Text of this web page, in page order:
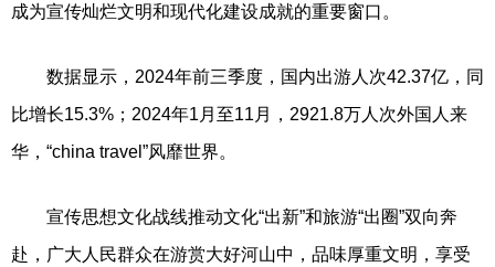
成为宣传灿烂文明和现代化建设成就的重要窗口。
数据显示，2024年前三季度，国内出游人次42.37亿，同
比增长15.3%；2024年1月至11月，2921.8万人次外国人来
华，“china travel”风靡世界。
宣传思想文化战线推动文化“出新”和旅游“出圈”双向奔
赴，广大人民群众在游赏大好河山中，品味厚重文明，享受